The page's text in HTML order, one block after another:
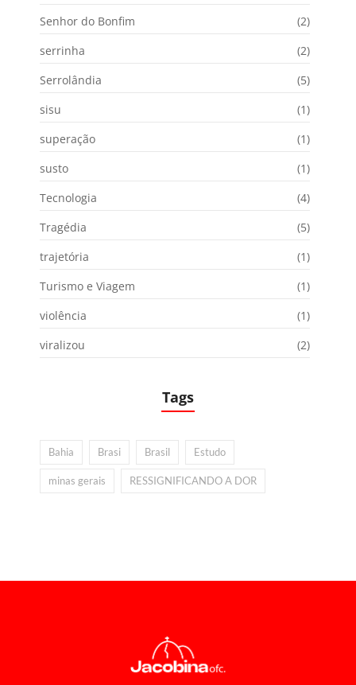
Senhor do Bonfim
(2)
serrinha
(2)
Serrolândia
(5)
sisu
(1)
superação
(1)
susto
(1)
Tecnologia
(4)
Tragédia
(5)
trajetória
(1)
Turismo e Viagem
(1)
violência
(1)
viralizou
(2)
Tags
Bahia Brasi Brasil Estudo
minas gerais RESSIGNIFICANDO A DOR